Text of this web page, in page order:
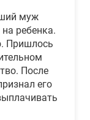
муж
ребенка.
Пришлось
После
его